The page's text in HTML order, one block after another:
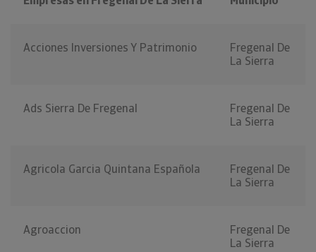
Acciones Inversiones Y Patrimonio
Fregenal De
La Sierra
Ads Sierra De Fregenal
Fregenal De
La Sierra
Agricola Garcia Quintana Española
Fregenal De
La Sierra
Agroaccion
Fregenal De
La Sierra